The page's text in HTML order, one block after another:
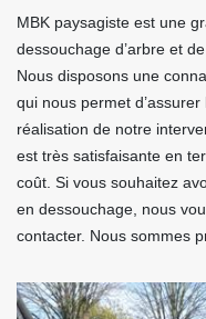
MBK paysagiste est une
dessouchage d’arbre et
Nous disposons une
qui nous permet
réalisation de notre
est très satisfaisante en
coût. Si vous souhaitez
en dessouchage, nous
contacter. Nous sommes